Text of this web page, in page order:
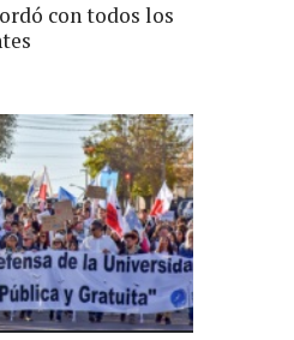
con todos los